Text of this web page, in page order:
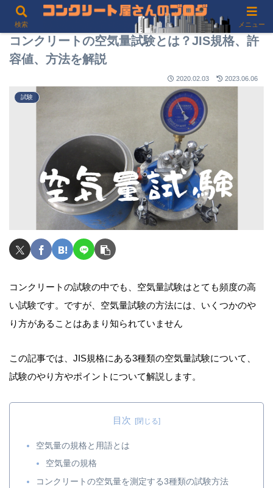
コンクリートの空気量試験とは？JIS規格、許
容値、方法を解説
2020.02.03 2023.06.06
試験
コンクリートの試験の中でも、空気量試験はとても頻度の高
い試験です。ですが、空気量試験の方法には、いくつかのや
り方があることはあまり知られていません
この記事では、JIS規格にある3種類の空気量試験について、
試験のやり方やポイントについて解説します。
目次
空気量の規格と用語とは
空気量の規格
コンクリートの空気量を測定する3種類の試験方法
検索 メニュー